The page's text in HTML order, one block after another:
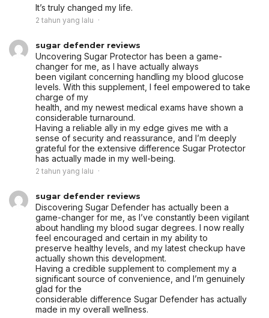
It’s truly changed my life.
2 tahun yang lalu
sugar defender reviews
Uncovering Sugar Protector has been a game-
changer for me, as I have actually always
been vigilant concerning handling my blood glucose
levels. With this supplement, I feel empowered to take
charge of my
health, and my newest medical exams have shown a
considerable turnaround.
Having a reliable ally in my edge gives me with a
sense of security and reassurance, and I’m deeply
grateful for the extensive difference Sugar Protector
has actually made in my well-being.
2 tahun yang lalu
sugar defender reviews
Discovering Sugar Defender has actually been a
game-changer for me, as I’ve constantly been vigilant
about handling my blood sugar degrees. I now really
feel encouraged and certain in my ability to
preserve healthy levels, and my latest checkup have
actually shown this development.
Having a credible supplement to complement my a
significant source of convenience, and I’m genuinely
glad for the
considerable difference Sugar Defender has actually
made in my overall wellness.